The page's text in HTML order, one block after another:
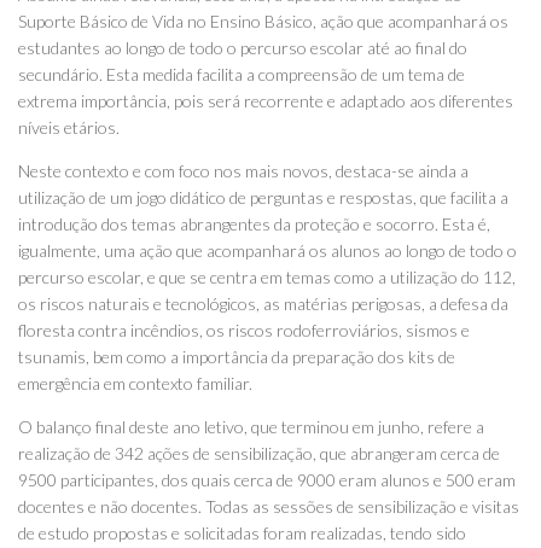
Suporte Básico de Vida no Ensino Básico, ação que acompanhará os
estudantes ao longo de todo o percurso escolar até ao final do
secundário. Esta medida facilita a compreensão de um tema de
extrema importância, pois será recorrente e adaptado aos diferentes
níveis etários.
Neste contexto e com foco nos mais novos, destaca-se ainda a
utilização de um jogo didático de perguntas e respostas, que facilita a
introdução dos temas abrangentes da proteção e socorro. Esta é,
igualmente, uma ação que acompanhará os alunos ao longo de todo o
percurso escolar, e que se centra em temas como a utilização do 112,
os riscos naturais e tecnológicos, as matérias perigosas, a defesa da
floresta contra incêndios, os riscos rodoferroviários, sismos e
tsunamis, bem como a importância da preparação dos kits de
emergência em contexto familiar.
O balanço final deste ano letivo, que terminou em junho, refere a
realização de 342 ações de sensibilização, que abrangeram cerca de
9500 participantes, dos quais cerca de 9000 eram alunos e 500 eram
docentes e não docentes. Todas as sessões de sensibilização e visitas
de estudo propostas e solicitadas foram realizadas, tendo sido